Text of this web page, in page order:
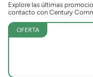
Explore las últimas
contacto con Century
OFERTA